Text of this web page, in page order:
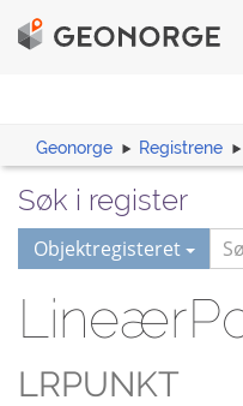
Geonorge Registrene
Søk i register
Objektregisteret
LRPUNKT